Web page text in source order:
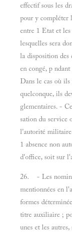
effectif sous les
pour y compléter
entre 1 Etat et
lesquelles sera
la disposition des
en congé, p
Dans le cas où
quelconque, ils
glementaires. -
sation du service
l'autorité militaire
1 absence non
d'office, soit sur
26. - Les
mentionnées en
formes
titre auxiliaire ;
unes et les